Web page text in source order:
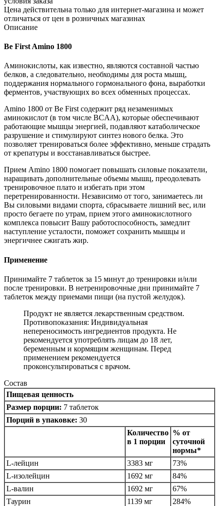
Цена действительна только для интернет-магазина и может
отличаться от цен в розничных магазинах
Описание
Be First Amino 1800
Аминокислоты, как известно, являются составной частью
белков, а следовательно, необходимы для роста мышц,
поддержания нормального гормонального фона, выработки
ферментов, участвующих во всех обменных процессах.
Amino 1800 от Be First содержит ряд незаменимых
аминокислот (в том числе BCAA), которые обеспечивают
работающие мышцы энергией, подавляют катаболическое
разрушение и стимулируют синтез нового белка. Это
позволяет тренироваться более эффективно, меньше страдать
от крепатуры и восстанавливаться быстрее.
Прием Amino 1800 помогает повышать силовые показатели,
наращивать дополнительные объемы мышц, преодолевать
тренировочное плато и избегать при этом
перетренированности. Независимо от того, занимаетесь ли
Вы силовыми видами спорта, сбрасываете лишний вес, или
просто бегаете по утрам, прием этого аминокислотного
комплекса повысит Вашу работоспособность, замедлит
наступление усталости, поможет сохранить мышцы и
энергичнее сжигать жир.
Применение
Принимайте 7 таблеток за 15 минут до тренировки и/или
после тренировки. В нетренировочные дни принимайте 7
таблеток между приемами пищи (на пустой желудок).
Продукт не является лекарственным средством.
Противопоказания: Индивидуальная
непереносимость ингредиентов продукта. Не
рекомендуется употреблять лицам до 18 лет,
беременным и кормящим женщинам. Перед
применением рекомендуется
проконсультироваться с врачом.
Состав
Пищевая ценность
Размер порции: 7 таблеток
Порций в упаковке: 30
Количество
в 1 порции
% от
суточной
нормы*
L-лейцин
3383 мг
73%
L-изолейцин
1692 мг
84%
L-валин
1692 мг
67%
Таурин
1139 мг
284%